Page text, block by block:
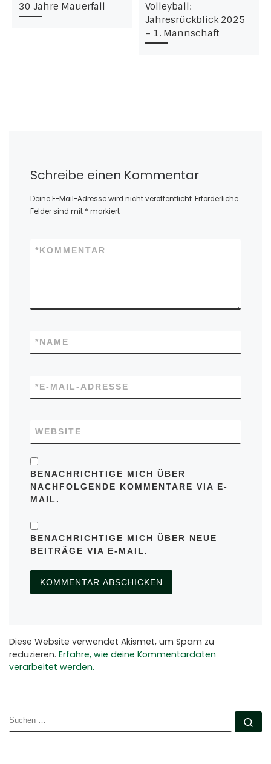
30 Jahre Mauerfall
Volleyball:
Jahresrückblick 2025
– 1. Mannschaft
Schreibe einen Kommentar
Deine E-Mail-Adresse wird nicht veröffentlicht.Erforderliche
Felder sind mit * markiert
KOMMENTAR
*
NAME
*
E-MAIL-ADRESSE
*
WEBSITE
BENACHRICHTIGE MICH ÜBER
NACHFOLGENDE KOMMENTARE VIA E-
MAIL.
BENACHRICHTIGE MICH ÜBER NEUE
BEITRÄGE VIA E-MAIL.
Diese Website verwendet Akismet, um Spam zu
reduzieren. Erfahre, wie deine Kommentardaten
verarbeitet werden.
SUCHE